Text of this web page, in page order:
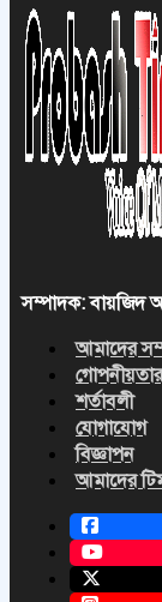
সম্পাদক: বায়জিদ
আমাদের
শর্তাবলী
যোগাযোগ
বিজ্ঞাপন
আমাদের